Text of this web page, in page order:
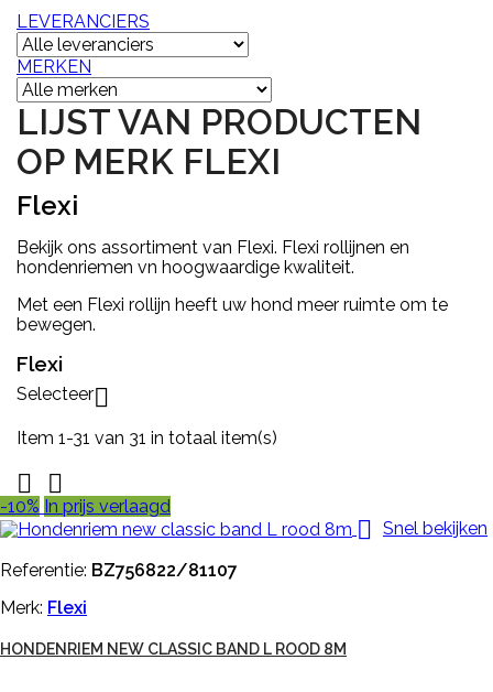
LEVERANCIERS
MERKEN
LIJST VAN PRODUCTEN
OP MERK FLEXI
Flexi
Bekijk ons assortiment van Flexi. Flexi rollijnen en
hondenriemen vn hoogwaardige kwaliteit.
Met een Flexi rollijn heeft uw hond meer ruimte om te
bewegen.
Flexi
Selecteer
Item 1-31 van 31 in totaal item(s)
 
-10% In prijs verlaagd
 Snel bekijken
Referentie: BZ756822/81107
Merk: Flexi
HONDENRIEM NEW CLASSIC BAND L ROOD 8M